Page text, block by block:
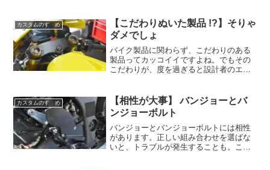
カスタムのすゝめ
【こだわりぬいた製品 !?】そりゃ
ダメでしょ
バイク製品に関わらず、こだわりのある
製品ってカッコイイですよね。でもその
こだわりが、度を過ぎると設計者のエゴ
ー満足度です。こだわりには「良いこだ
わり」と「悪いこだわり」があります。
カスタムのすゝめ
【相性が大事】 バンジョーとバ
ンジョーボルト
バンジョーとバンジョーボルトには相性
があります。正しい組み合わせを選ばな
いと、トラブルが発生することも。この